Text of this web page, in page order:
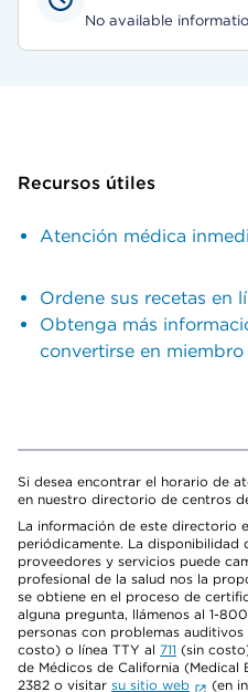
No available
Recursos útiles
Atención médica
Ordene sus recetas en
Obtenga más
convertirse en
Si desea encontrar el horario de
en nuestro directorio de centros
La información de este directorio
periódicamente. La disponibilidad
proveedores y servicios puede
profesional de la salud nos la
se obtiene en el proceso de
alguna pregunta, llámenos al 1-
personas con problemas
costo) o línea TTY al 711 (sin
de Médicos de California (Medical
2382 o visitar su sitio web
(en